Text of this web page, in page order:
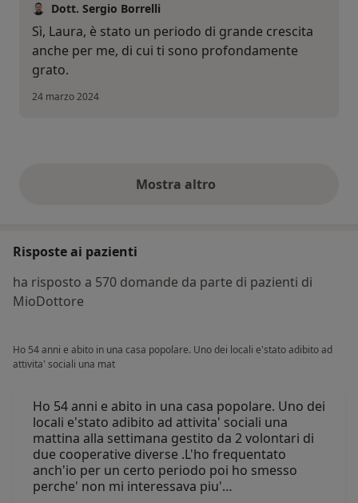
Dott. Sergio Borrelli
Sì, Laura, è stato un periodo di grande crescita
anche per me, di cui ti sono profondamente
grato.
24 marzo 2024
Mostra altroopinioni di cui sopra
Risposte ai pazienti
ha risposto a 570 domande da parte di pazienti di
MioDottore
Ho 54 anni e abito in una casa popolare. Uno dei locali e'stato adibito ad
attivita' sociali una mat
Ho 54 anni e abito in una casa popolare. Uno dei
locali e'stato adibito ad attivita' sociali una
mattina alla settimana gestito da 2 volontari di
due cooperative diverse .L'ho frequentato
anch'io per un certo periodo poi ho smesso
perche' non mi interessava piu'…